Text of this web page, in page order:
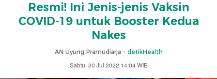
Resmi! Ini Jenis-jenis Vaksin
COVID-19 untuk Booster Kedua
Nakes
AN Uyung Pramudiarja - detikHealth
Sabtu, 30 Jul 2022 14:04 WIB